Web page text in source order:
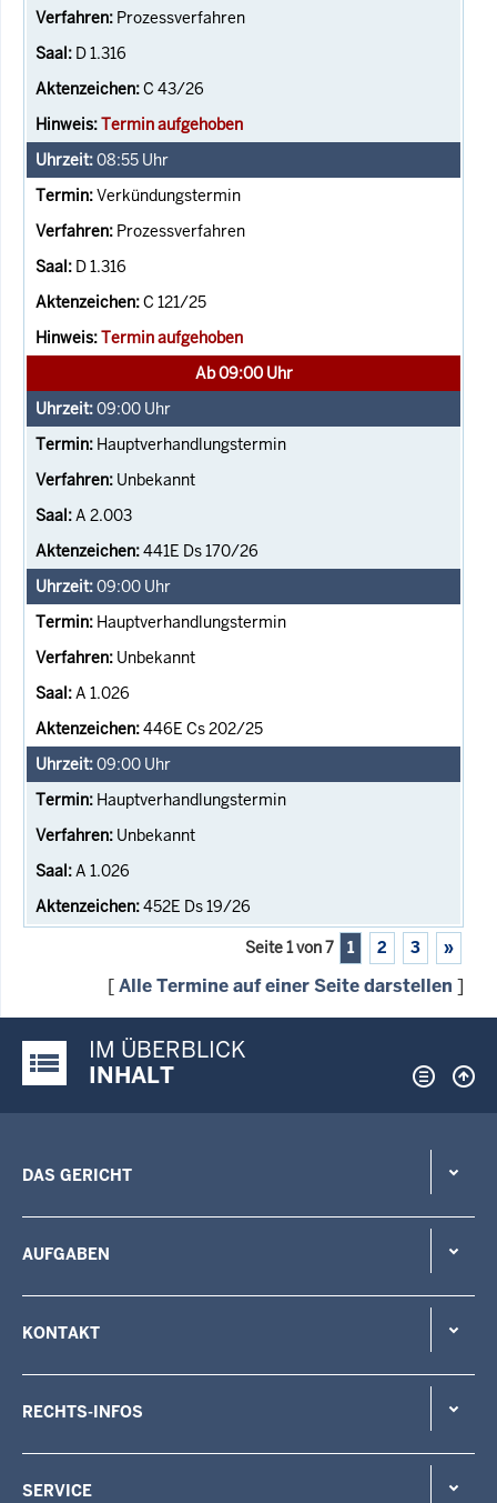
Prozessverfahren
D 1.316
C 43/26
Termin aufgehoben
08:55 Uhr
Verkündungstermin
Prozessverfahren
D 1.316
C 121/25
Termin aufgehoben
Ab 09:00 Uhr
09:00 Uhr
Hauptverhandlungstermin
Unbekannt
A 2.003
441E Ds 170/26
09:00 Uhr
Hauptverhandlungstermin
Unbekannt
A 1.026
446E Cs 202/25
09:00 Uhr
Hauptverhandlungstermin
Unbekannt
A 1.026
452E Ds 19/26
Seite 1 von 7 1 2 3 »
[Alle Termine auf einer Seite darstellen ]
Justiz-Portal im Überblick:
IM ÜBERBLICK
INHALT
DAS GERICHT
AUFGABEN
KONTAKT
RECHTS-INFOS
SERVICE